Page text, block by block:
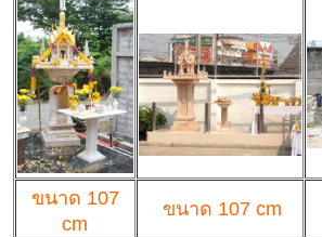
ขนาด 107
cm
ขนาด 107 cm